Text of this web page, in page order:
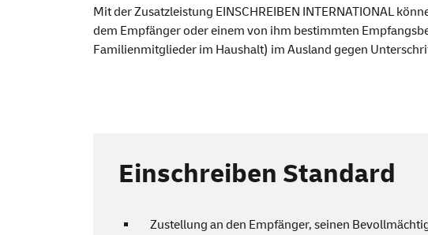
Einschreiben
Mit der Zusatzleistung EINSCHREIBEN INTERNATIONAL
dem Empfänger oder einem von ihm bestimmten
Familienmitglieder im Haushalt) im Ausland gegen
Einschreiben Standard
Zustellung an den Empfänger, seinen